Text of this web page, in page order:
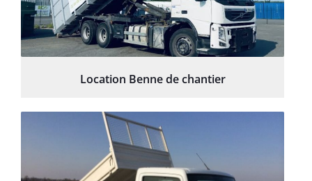
Location Benne de chantier